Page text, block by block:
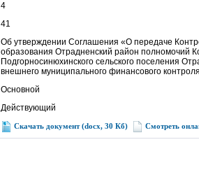
4
41
Об утверждении Соглашения «О передаче
образования Отрадненский район полномочий
Подгорносинюхинского сельского поселения
внешнего муниципального финансового
Основной
Действующий
Скачать документ (docx, 30 Кб) Смотреть